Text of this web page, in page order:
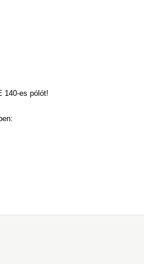
140-es pólót!